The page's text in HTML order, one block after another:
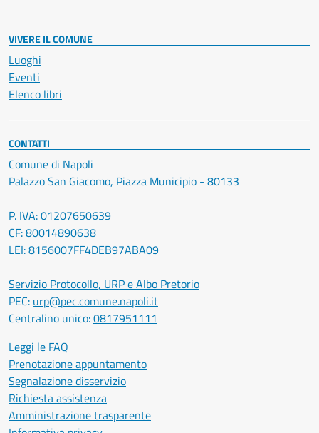
VIVERE IL COMUNE
Luoghi
Eventi
Elenco libri
CONTATTI
Comune di Napoli
Palazzo San Giacomo, Piazza Municipio - 80133
P. IVA: 01207650639
CF: 80014890638
LEI: 8156007FF4DEB97ABA09
Servizio Protocollo, URP e Albo Pretorio
PEC: urp@pec.comune.napoli.it
Centralino unico:0817951111
Leggi le FAQ
Prenotazione appuntamento
Segnalazione disservizio
Richiesta assistenza
Amministrazione trasparente